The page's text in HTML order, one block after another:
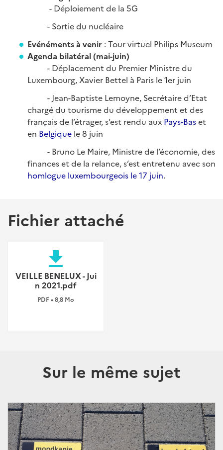
- Déploiement de la 5G
- Sortie du nucléaire
Evénéments à venir : Tour virtuel Philips Museum
Agenda bilatéral (mai-juin)
- Déplacement du Premier Ministre du
Luxembourg, Xavier Bettel à Paris le 1er juin
- Jean-Baptiste Lemoyne, Secrétaire d’Etat
chargé du tourisme du développement et des
français de l’étrager, s’est rendu aux Pays-Baset
en Belgique le 8 juin
- Bruno Le Maire, Ministre de l’économie, des
finances et de la relance, s’est entretenu avec son
homlogue luxembourgeois le 17 juin.
Fichier attaché
file_download
VEILLE BENELUX - Jui
n 2021.pdf
PDF • 8,8 Mo
Sur le même sujet